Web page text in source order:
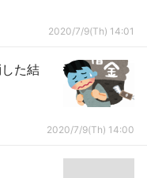
2020/7/9(Th) 14:01
た結
2020/7/9(Th) 14:00